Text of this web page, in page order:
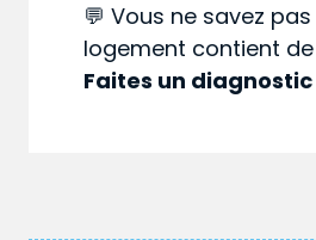
💬 Vous ne savez
logement contient
Faites un diagnostic